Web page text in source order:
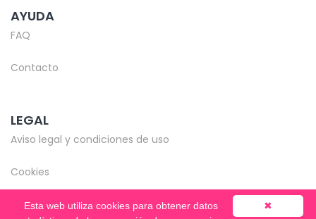
AYUDA
FAQ
Contacto
LEGAL
Aviso legal y condiciones de uso
Cookies
✖
Esta web utiliza cookies para obtener datos